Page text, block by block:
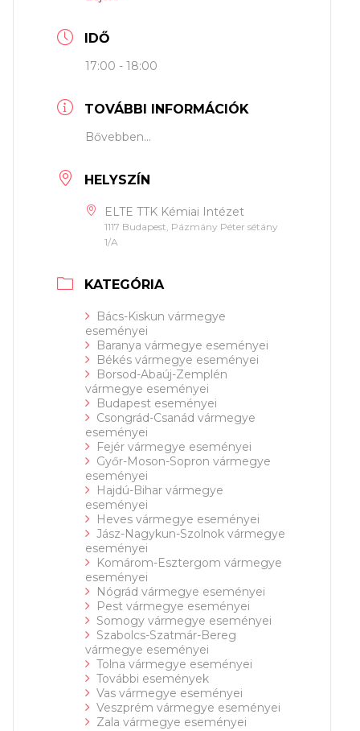
IDŐ
17:00 - 18:00
TOVÁBBI INFORMÁCIÓK
Bővebben...
HELYSZÍN
ELTE TTK Kémiai Intézet
1117 Budapest, Pázmány Péter sétány
1/A
KATEGÓRIA
Bács-Kiskun vármegye
eseményei
Baranya vármegye eseményei
Békés vármegye eseményei
Borsod-Abaúj-Zemplén
vármegye eseményei
Budapest eseményei
Csongrád-Csanád vármegye
eseményei
Fejér vármegye eseményei
Győr-Moson-Sopron vármegye
eseményei
Hajdú-Bihar vármegye
eseményei
Heves vármegye eseményei
Jász-Nagykun-Szolnok vármegye
eseményei
Komárom-Esztergom vármegye
eseményei
Nógrád vármegye eseményei
Pest vármegye eseményei
Somogy vármegye eseményei
Szabolcs-Szatmár-Bereg
vármegye eseményei
Tolna vármegye eseményei
További események
Vas vármegye eseményei
Veszprém vármegye eseményei
Zala vármegye eseményei